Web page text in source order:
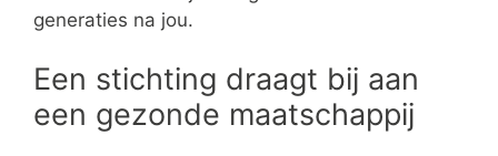
generaties na jou.
Een stichting draagt bij aan
een gezonde maatschappij